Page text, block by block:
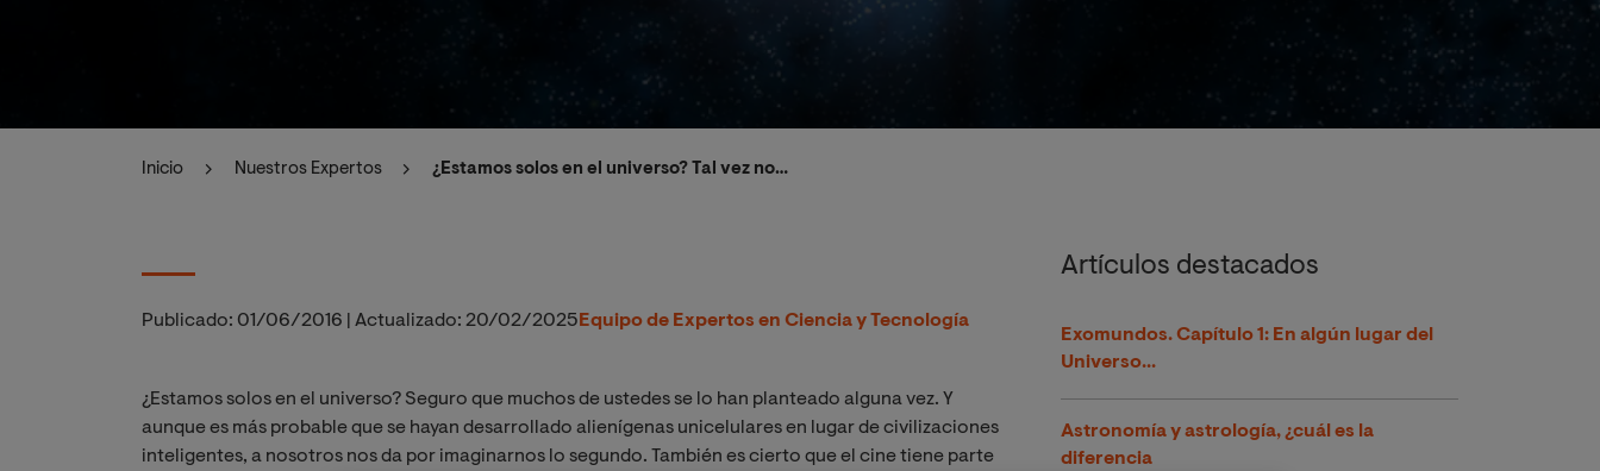
Inicio Nuestros Expertos ¿Estamos solos en el universo? Tal vez no…
Publicado: 01/06/2016 Actualizado: 20/02/2025 Equipo de Expertos en Ciencia y Tecnología
¿Estamos solos en el universo? Seguro que muchos de ustedes se lo han planteado alguna vez. Y
aunque es más probable que se hayan desarrollado alienígenas unicelulares en lugar de civilizaciones
inteligentes, a nosotros nos da por imaginarnos lo segundo. También es cierto que el cine tiene parte
Artículos destacados
Exomundos. Capítulo 1: En algún lugar del
Universo...
Astronomía y astrología, ¿cuál es la
diferencia